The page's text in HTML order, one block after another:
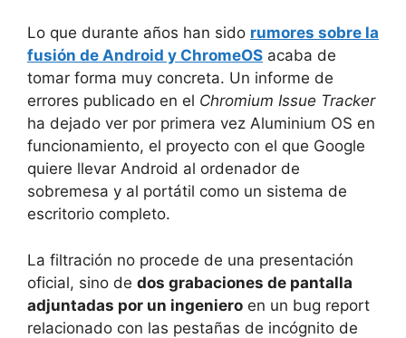
Lo que durante años han sido rumores sobre la
fusión de Android y ChromeOS acaba de
tomar forma muy concreta. Un informe de
errores publicado en el Chromium Issue Tracker
ha dejado ver por primera vez Aluminium OS en
funcionamiento, el proyecto con el que Google
quiere llevar Android al ordenador de
sobremesa y al portátil como un sistema de
escritorio completo.
La filtración no procede de una presentación
oficial, sino de dos grabaciones de pantalla
adjuntadas por un ingeniero en un bug report
relacionado con las pestañas de incógnito de